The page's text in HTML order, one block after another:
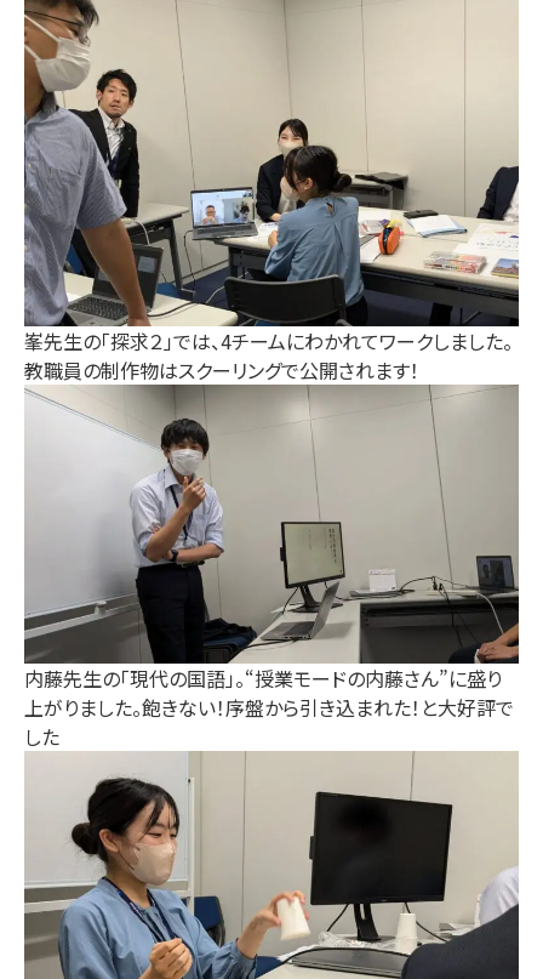
峯先生の「探求２」では、4チームにわかれてワークしました。
教職員の制作物はスクーリングで公開されます！
内藤先生の「現代の国語」。“授業モードの内藤さん”に盛り
上がりました。飽きない！序盤から引き込まれた！と大好評で
した